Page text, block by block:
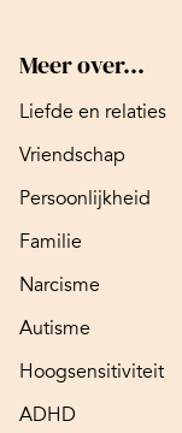
Meer over...
Liefde en relaties
Vriendschap
Persoonlijkheid
Familie
Narcisme
Autisme
Hoogsensitiviteit
ADHD